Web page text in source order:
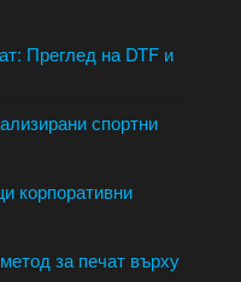
Преглед на DTF и
спортни
корпоративни
за печат върху